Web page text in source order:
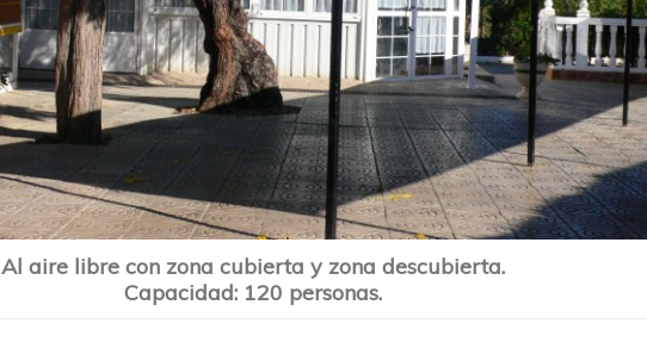
Al aire libre con zona cubierta y zona descubierta.
Capacidad: 120 personas.